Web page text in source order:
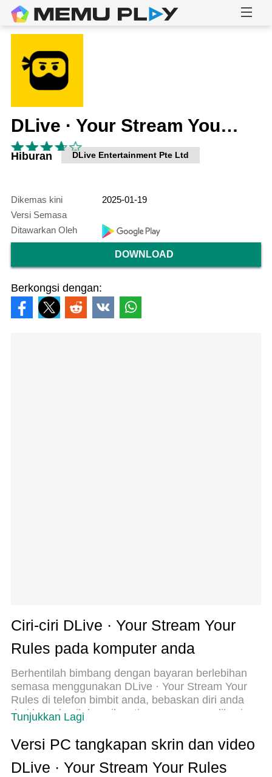
DLive · Your Stream Your Rules
Hiburan DLive Entertainment Pte Ltd
Dikemas kini
2025-01-19
Versi Semasa
Ditawarkan Oleh
DOWNLOAD
Berkongsi dengan:
Ciri-ciri DLive · Your Stream Your
Rules pada komputer anda
Berhentilah bimbang dengan bayaran berlebihan
semasa menggunakan DLive · Your Stream Your
Rules di telefon bimbit anda, bebaskan diri anda
dari layar kecil dan nikmati penggunaan aplikasi
pada paparan yang jauh lebih besar. Mulai
sekarang, dapatkan pengalaman skrin penuh
aplikasi anda dengan papan kekunci dan tetikus.
MEmu Play semua ciri mengejutkan yang anda
Tunjukkan Lagi
Versi PC tangkapan skrin dan video
DLive · Your Stream Your Rules